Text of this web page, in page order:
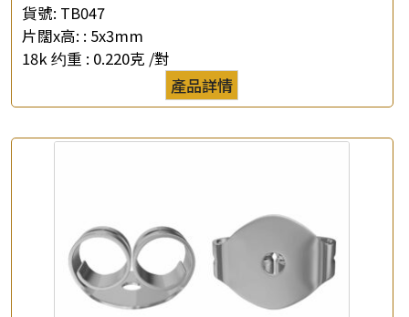
貨號: TB047
片闊x高: : 5x3mm
18k 约重 : 0.220克 /對
產品詳情